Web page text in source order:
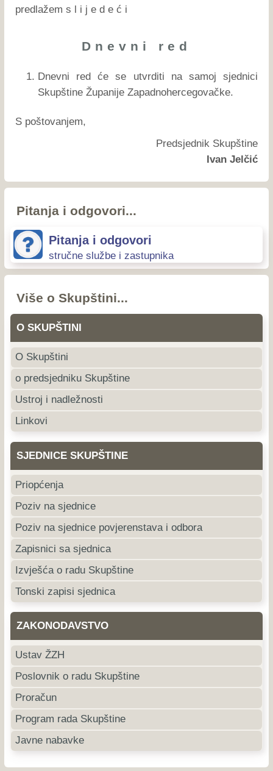
predlažem s l i j e d e ć i
Dnevni red
Dnevni red će se utvrditi na samoj sjednici
Skupštine Županije Zapadnohercegovačke.
S poštovanjem,
Predsjednik Skupštine
Ivan Jelčić
Pitanja i odgovori...
Pitanja i odgovori
stručne službe i zastupnika
Više o Skupštini...
O SKUPŠTINI
O Skupštini
o predsjedniku Skupštine
Ustroj i nadležnosti
Linkovi
SJEDNICE SKUPŠTINE
Priopćenja
Poziv na sjednice
Poziv na sjednice povjerenstava i odbora
Zapisnici sa sjednica
Izvješća o radu Skupštine
Tonski zapisi sjednica
ZAKONODAVSTVO
Ustav ŽZH
Poslovnik o radu Skupštine
Proračun
Program rada Skupštine
Javne nabavke